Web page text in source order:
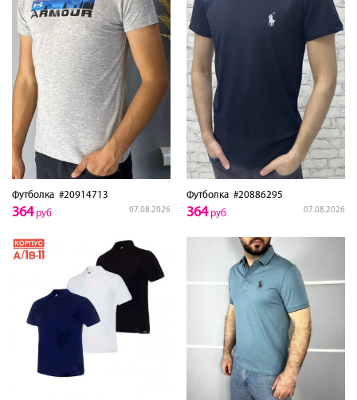
Футболка #20914713
07.08.2026
364руб
Футболка #20886295
07.08.2026
364руб